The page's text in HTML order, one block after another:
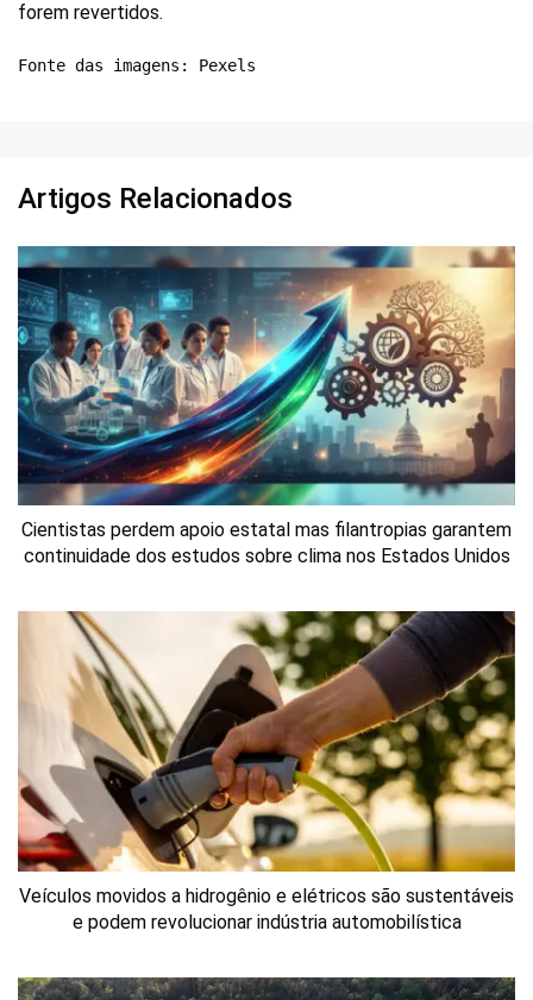
forem revertidos.
Fonte das imagens: Pexels
Artigos Relacionados
Cientistas perdem apoio estatal mas filantropias garantem
continuidade dos estudos sobre clima nos Estados Unidos
Veículos movidos a hidrogênio e elétricos são sustentáveis
e podem revolucionar indústria automobilística